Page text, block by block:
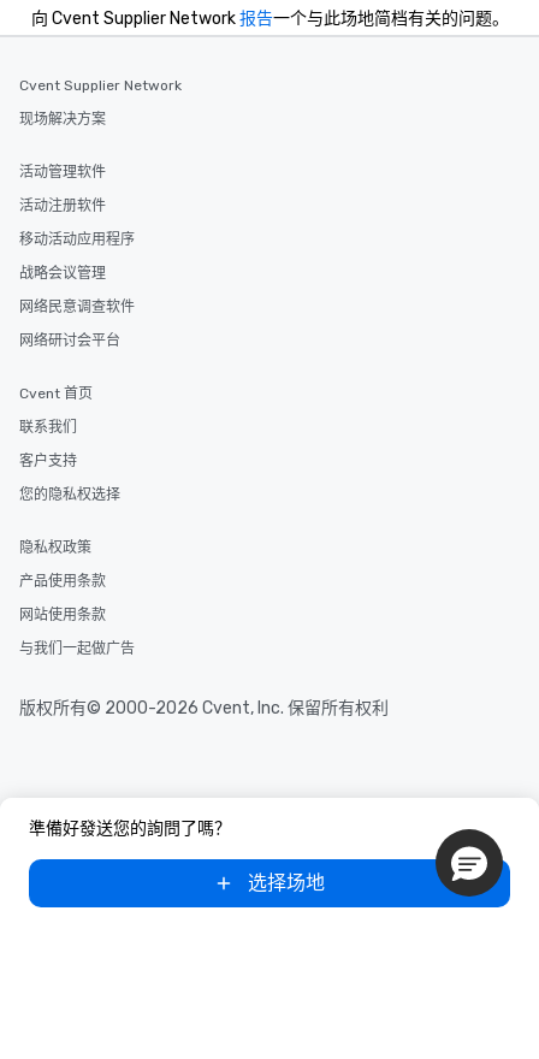
準備好發送您的詢問了嗎？
选择场地
向 Cvent Supplier Network报告一个与此场地简档有关的问题。
Cvent Supplier Network
现场解决方案
活动管理软件
活动注册软件
移动活动应用程序
战略会议管理
网络民意调查软件
网络研讨会平台
Cvent 首页
联系我们
客户支持
您的隐私权选择
隐私权政策
产品使用条款
网站使用条款
与我们一起做广告
版权所有© 2000-2026 Cvent, Inc. 保留所有权利